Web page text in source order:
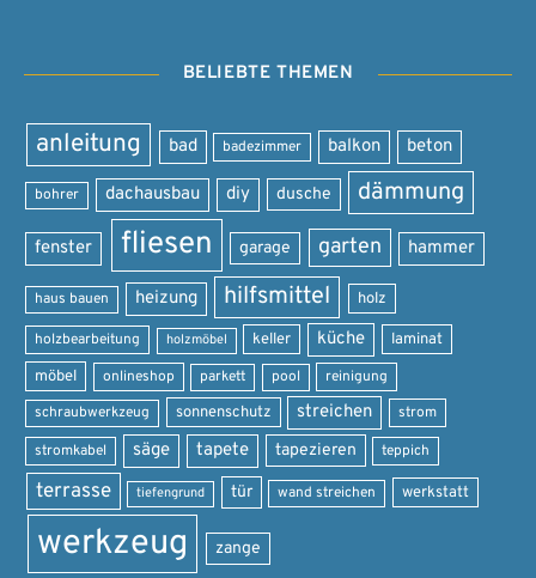
BELIEBTE THEMEN
anleitung bad badezimmer balkon beton
bohrer dachausbau diy dusche dämmung
fenster fliesen garage garten hammer
haus bauen heizung hilfsmittel holz
holzbearbeitung holzmöbel keller küche laminat
möbel onlineshop parkett pool reinigung
schraubwerkzeug sonnenschutz streichen strom
stromkabel säge tapete tapezieren teppich
terrasse tiefengrund tür wand streichen werkstatt
werkzeug zange